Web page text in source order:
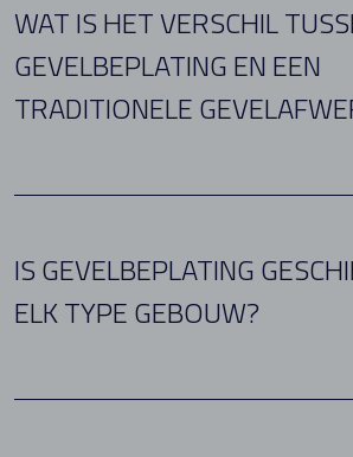
WAT IS HET VERSCHIL
GEVELBEPLATING EN EEN
TRADITIONELE
IS GEVELBEPLATING
ELK TYPE GEBOUW?